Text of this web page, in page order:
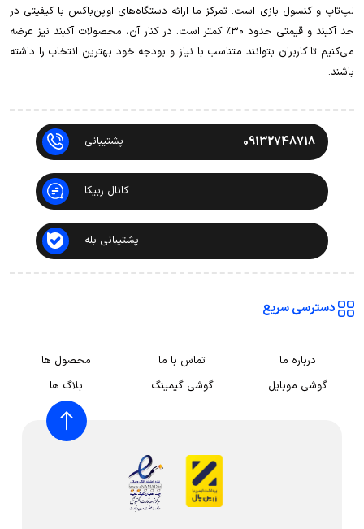
لپ‌تاپ و کنسول بازی است. تمرکز ما ارائه دستگاه‌های اوپن‌باکس با کیفیتی در
حد آکبند و قیمتی حدود ۳۰٪ کمتر است. در کنار آن، محصولات آکبند نیز عرضه
می‌کنیم تا کاربران بتوانند متناسب با نیاز و بودجه خود بهترین انتخاب را داشته
باشند.
09132748718 پشتیبانی
کانال ربیکا
پشتیبانی بله
دسترسی سریع
درباره ما تماس با ما
محصول ها
گوشی موبایل
گوشی گیمینگ بلاگ ها